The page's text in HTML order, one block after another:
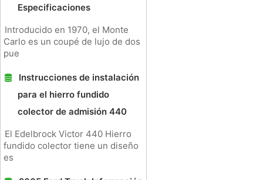
Especificaciones
Introducido en 1970, el Monte
Carlo es un coupé de lujo de dos
pue
Instrucciones de instalación
para el hierro fundido
colector de admisión 440
El Edelbrock Victor 440 Hierro
fundido colector tiene un diseño
es